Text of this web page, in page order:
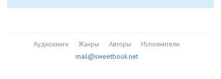
Аудиокниги Жанры Авторы
Исполнители
mail@sweetbook.net